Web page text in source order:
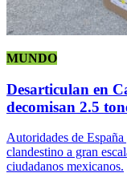
MUNDO
Desarticulan en
decomisan 2.5
Autoridades de
clandestino a gran
ciudadanos mexicanos.